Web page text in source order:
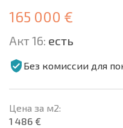
165 000 €
Акт 16: есть
Без комиссии для
Цена за м2:
1 486 €